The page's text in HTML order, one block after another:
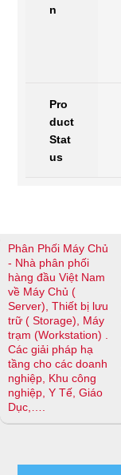
n
Pro
duct
Stat
us
Phân Phối Máy Chủ
- Nhà phân phối
hàng đầu Việt Nam
về Máy Chủ (
Server), Thiết bị lưu
trữ ( Storage), Máy
trạm (Workstation) .
Các giải pháp hạ
tầng cho các doanh
nghiệp, Khu công
nghiệp, Y Tế, Giáo
Dục,….